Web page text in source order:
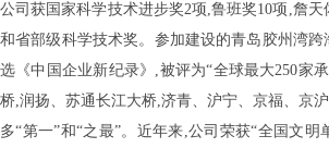
公司获国家科学技术进步奖2项,鲁班奖10项,詹
和省部级科学技术奖。参加建设的青岛胶州湾
选《中国企业新纪录》,被评为“全球最大250家
桥,润扬、苏通长江大桥,济青、沪宁、京福、京
多“第一”和“之最”。近年来,公司荣获“全国文